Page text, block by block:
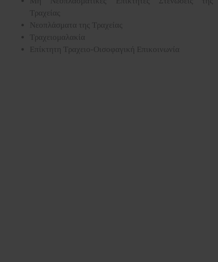
Τραχείας
Νεοπλάσματα της Τραχείας
Τραχειομαλακία
Επίκτητη Τραχειο-Οισοφαγική Επικοινωνία